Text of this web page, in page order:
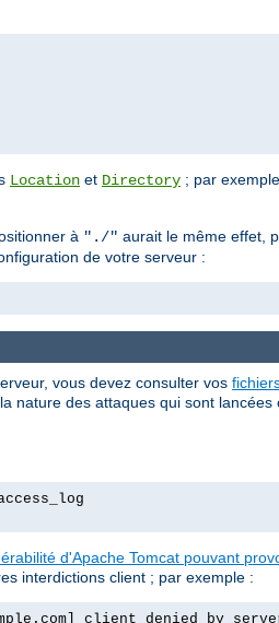
Location et Directory ; par
à "./" aurait le même effet,
de votre serveur :
vous devez consulter vos
nature des attaques qui sont
d'Apache Tomcat pouvant
interdictions client ; par exemple :
client denied by